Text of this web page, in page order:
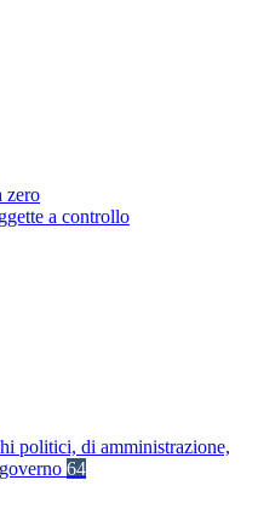
zero
a controllo
politici, di amministrazione,
64